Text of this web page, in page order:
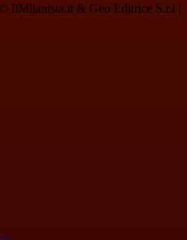
IlMilanista.it & Geo Editrice S.r.l |